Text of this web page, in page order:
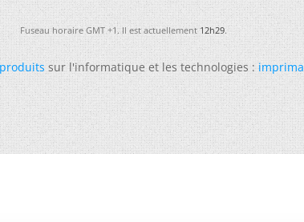
Fuseau horaire GMT +1. Il est actuellement12h29.
sur l'informatique et les technologies :